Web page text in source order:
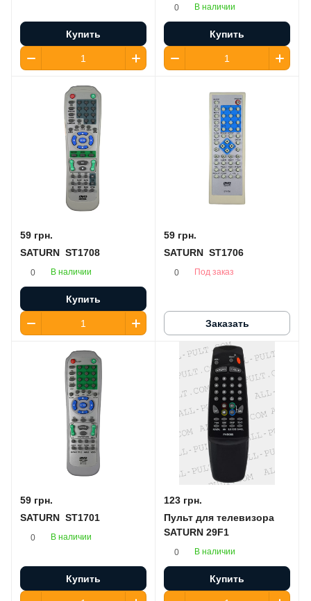
Купить
0 В наличии
Купить
59 грн.
SATURN ST1708
0 В наличии
Купить
59 грн.
SATURN ST1706
0 Под заказ
Заказать
59 грн.
SATURN ST1701
0 В наличии
Купить
123 грн.
Пульт для телевизора
SATURN 29F1
0 В наличии
Купить